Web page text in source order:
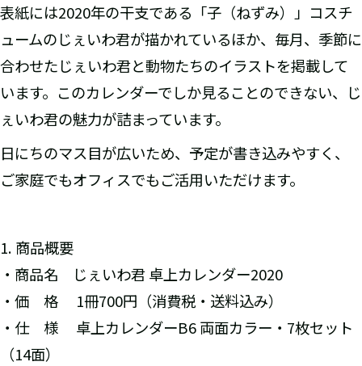
表紙には2020年の干支である「子（ねずみ）」コスチ
ュームのじぇいわ君が描かれているほか、毎月、季節に
合わせたじぇいわ君と動物たちのイラストを掲載して
います。このカレンダーでしか見ることのできない、じ
ぇいわ君の魅力が詰まっています。
日にちのマス目が広いため、予定が書き込みやすく、
ご家庭でもオフィスでもご活用いただけます。
1. 商品概要
・商品名 じぇいわ君 卓上カレンダー2020
・価 格 1冊700円（消費税・送料込み）
・仕 様 卓上カレンダーB6 両面カラー・7枚セット
（14面）